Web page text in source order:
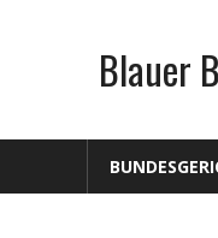
Blauer